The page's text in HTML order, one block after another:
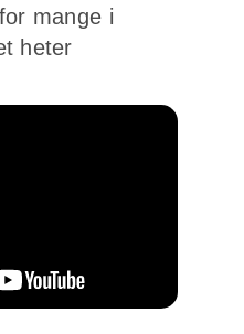
mange i
heter